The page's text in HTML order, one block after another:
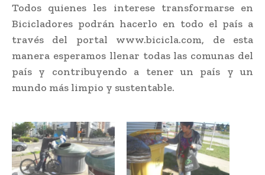
Todos quienes les interese transformarse en
Bicicladores podrán hacerlo en todo el país a
través del portal www.bicicla.com, de esta
manera esperamos llenar todas las comunas del
país y contribuyendo a tener un país y un
mundo más limpio y sustentable.